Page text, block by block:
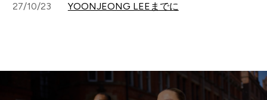
27/10/23 YOONJEONG LEEまでに